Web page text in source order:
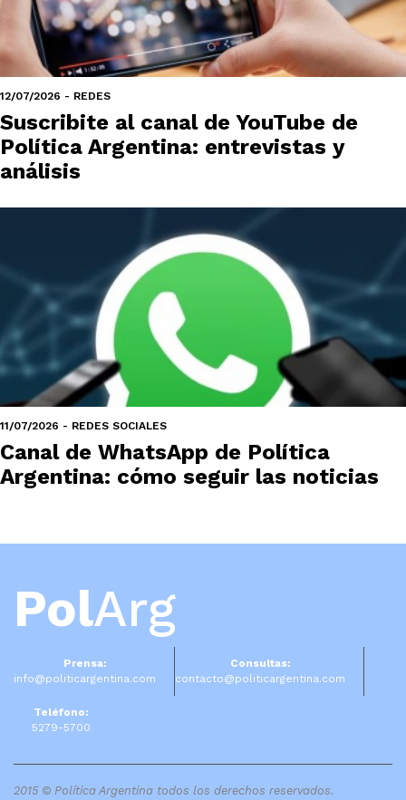
12/07/2026 - REDES
Suscribite al canal de YouTube de
Política Argentina: entrevistas y
análisis
11/07/2026 - REDES SOCIALES
Canal de WhatsApp de Política
Argentina: cómo seguir las noticias
PolArg
Prensa:
info@politicargentina.com
Consultas:
contacto@politicargentina.com
Teléfono:
5279-5700
2015 © Política Argentina todos los derechos reservados.